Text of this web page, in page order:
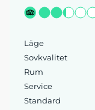
Läge
Sovkvalitet
Rum
Service
Standard